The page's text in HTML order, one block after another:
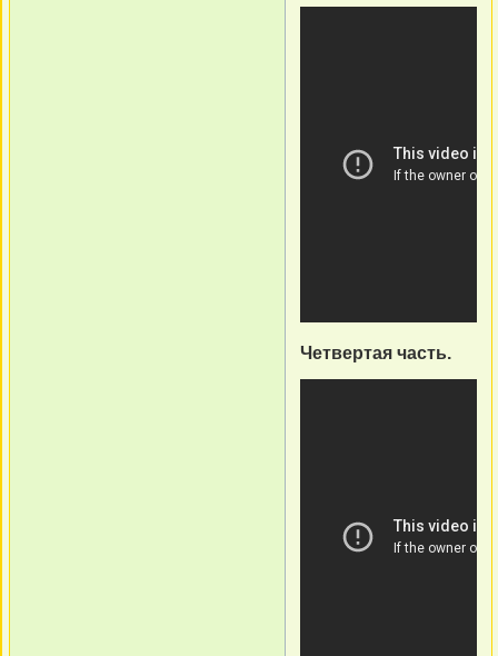
Четвертая часть.